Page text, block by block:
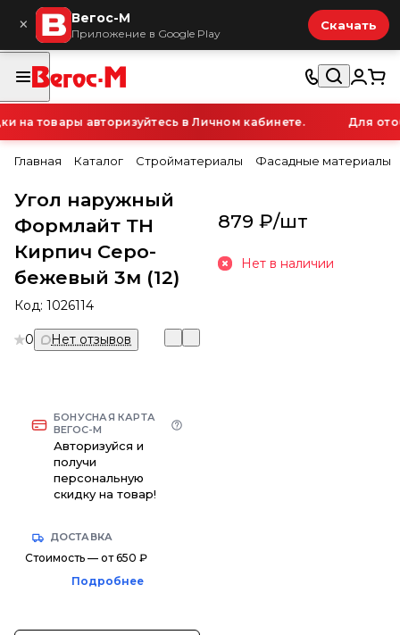
× Вегос-М
Приложение в Google Play
Скачать
товары авторизуйтесь в Личном кабинете. Для
Главная Каталог Стройматериалы Фасадные материалы
Угол наружный
Формлайт ТН
Кирпич Серо-
бежевый 3м (12)
Код: 1026114
0 Нет отзывов
БОНУСНАЯ КАРТА
ВЕГОС-М
Авторизуйся и
получи
персональную
скидку на товар!
ДОСТАВКА
Стоимость — от 650 ₽
Подробнее
879 ₽/шт
Нет в наличии